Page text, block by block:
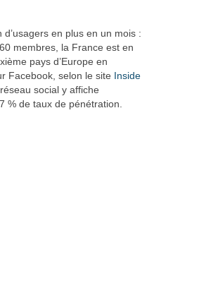
d’usagers en plus en un mois :
membres, la France est en
pays d’Europe en
Facebook, selon le site Inside
réseau social y affiche
% de taux de pénétration.